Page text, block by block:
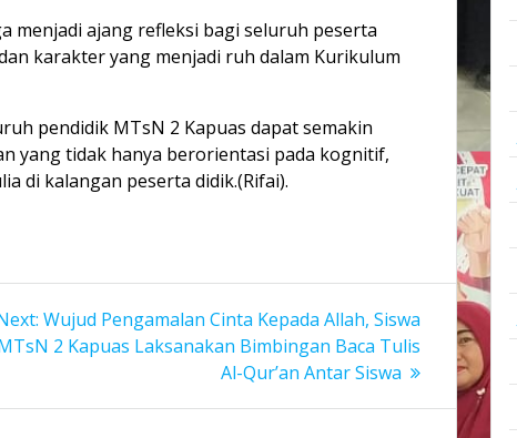
menjadi ajang refleksi bagi seluruh peserta
karakter yang menjadi ruh dalam Kurikulum
pendidik MTsN 2 Kapuas dapat semakin
yang tidak hanya berorientasi pada kognitif,
di kalangan peserta didik.(Rifai).
Next
post:
Wujud Pengamalan Cinta Kepada Allah, Siswa
2 Kapuas Laksanakan Bimbingan Baca Tulis
Al-Qur’an Antar Siswa